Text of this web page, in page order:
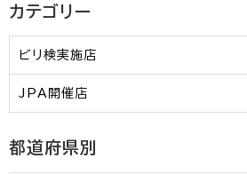
カテゴリー
ビリ検実施店
JPA開催店
都道府県別